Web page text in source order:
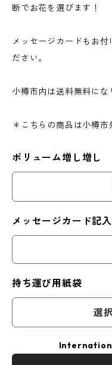
断でお花を選びます！
メッセージカードもお
ださい。
小樽市内は送料無料にな
＊こちらの商品は小樽市
ボリューム増し増し
メッセージカード記
持ち運び用紙袋
選